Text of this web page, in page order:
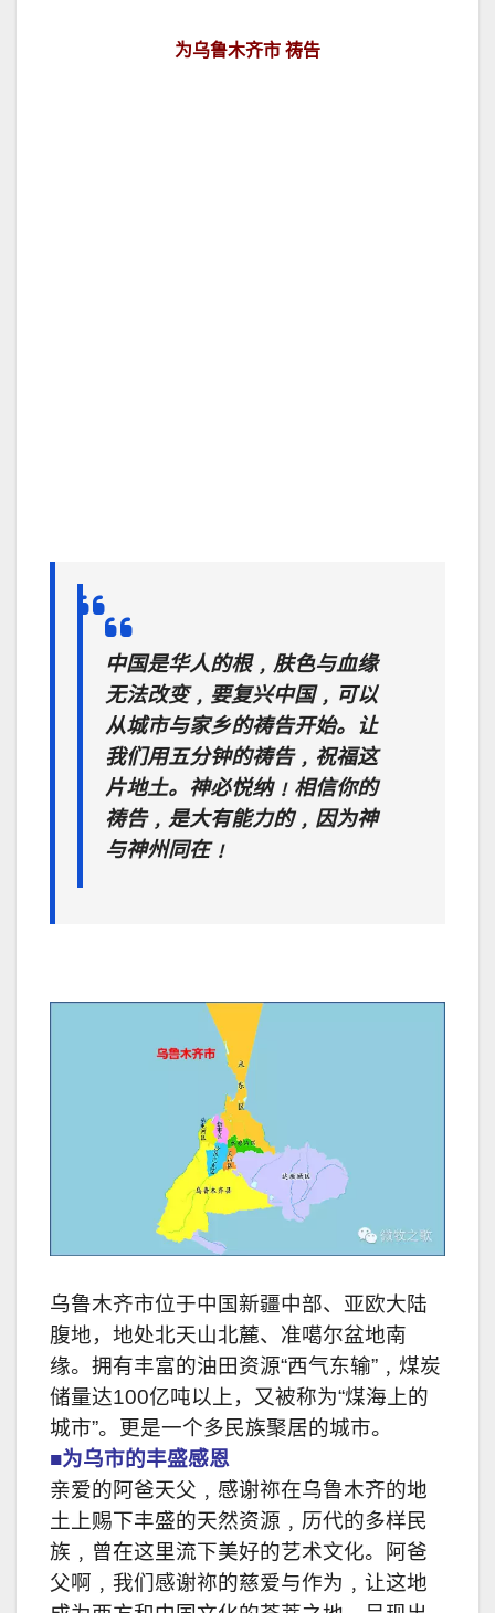
为乌鲁木齐市 祷告
中国是华人的根﹐肤色与血缘
无法改变﹐要复兴中国﹐可以
从城市与家乡的祷告开始。让
我们用五分钟的祷告﹐祝福这
片地土。神必悦纳﹗相信你的
祷告﹐是大有能力的﹐因为神
与神州同在﹗
乌鲁木齐市位于中国新疆中部、亚欧大陆
腹地，地处北天山北麓、准噶尔盆地南
缘。拥有丰富的油田资源“西气东输”﹐煤炭
储量达100亿吨以上，又被称为“煤海上的
城市”。更是一个多民族聚居的城市。
■为乌市的丰盛感恩
亲爱的阿爸天父﹐感谢祢在乌鲁木齐的地
土上赐下丰盛的天然资源﹐历代的多样民
族﹐曾在这里流下美好的艺术文化。阿爸
父啊﹐我们感谢祢的慈爱与作为﹐让这地